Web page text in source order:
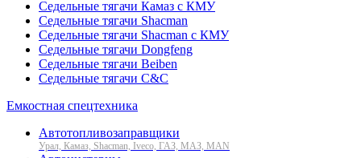
Седельные тягачи Камаз с КМУ
Седельные тягачи Shacman
Седельные тягачи Shacman с КМУ
Седельные тягачи Dongfeng
Седельные тягачи Beiben
Седельные тягачи C&C
Емкостная спецтехника
Автотопливозаправщики
Урал, Камаз, Shacman, Iveco, ГАЗ, МАЗ, MAN